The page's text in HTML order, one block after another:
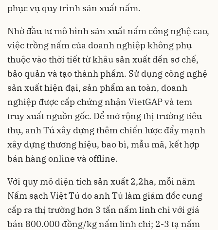
phục vụ quy trình sản xuất nấm.
Nhờ đầu tư mô hình sản xuất nấm công nghệ cao,
việc trồng nấm của doanh nghiệp không phụ
thuộc vào thời tiết từ khâu sản xuất đến sơ chế,
bảo quản và tạo thành phẩm. Sử dụng công nghệ
sản xuất hiện đại, sản phẩm an toàn, doanh
nghiệp được cấp chứng nhận VietGAP và tem
truy xuất nguồn gốc. Để mở rộng thị trường tiêu
thụ, anh Tú xây dựng thêm chiến lược đẩy mạnh
xây dựng thương hiệu, bao bì, mẫu mã, kết hợp
bán hàng online và offline.
Với quy mô diện tích sản xuất 2,2ha, mỗi năm
Nấm sạch Việt Tú do anh Tú làm giám đốc cung
cấp ra thị trường hơn 3 tấn nấm linh chi với giá
bán 800.000 đồng/kg nấm linh chi; 2-3 tạ nấm